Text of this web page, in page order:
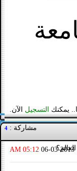
يمكنك التسجيل الآن.
مشاركة : 4
06-03-2013
05:12 AM